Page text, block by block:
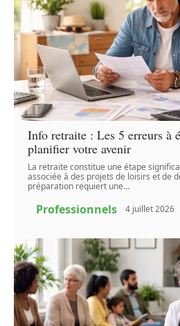
Info retraite : Les 5 erreurs à
planifier votre avenir
La retraite constitue une étape
associée à des projets de loisirs et de
préparation requiert une…
Professionnels 4 juillet 2026